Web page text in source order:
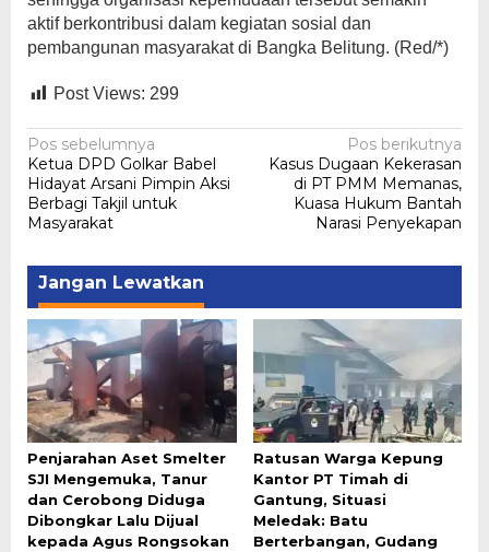
aktif berkontribusi dalam kegiatan sosial dan
pembangunan masyarakat di Bangka Belitung. (Red/*)
Post Views: 299
Navigasi
pos
Pos sebelumnya
Ketua DPD Golkar Babel
Hidayat Arsani Pimpin Aksi
Berbagi Takjil untuk
Masyarakat
Pos berikutnya
Kasus Dugaan Kekerasan
di PT PMM Memanas,
Kuasa Hukum Bantah
Narasi Penyekapan
Jangan Lewatkan
Penjarahan Aset Smelter
SJI Mengemuka, Tanur
dan Cerobong Diduga
Dibongkar Lalu Dijual
kepada Agus Rongsokan
Ratusan Warga Kepung
Kantor PT Timah di
Gantung, Situasi
Meledak: Batu
Berterbangan, Gudang